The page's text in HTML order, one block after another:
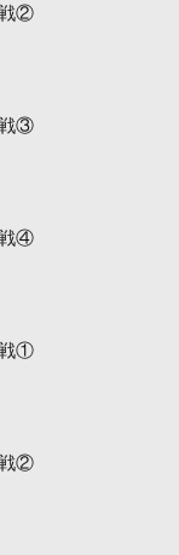
戦②
戦③
戦④
戦①
戦②